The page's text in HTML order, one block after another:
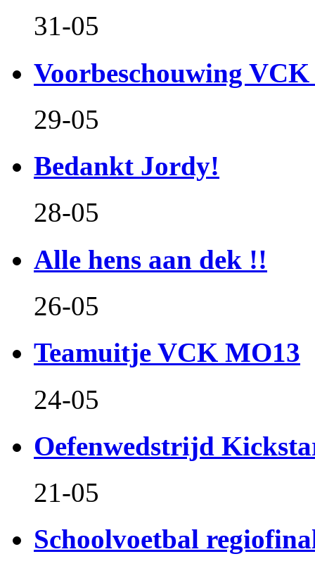
31-05
Voorbeschouwing VCK
29-05
Bedankt Jordy!
28-05
Alle hens aan dek !!
26-05
Teamuitje VCK MO13
24-05
Oefenwedstrijd
21-05
Schoolvoetbal